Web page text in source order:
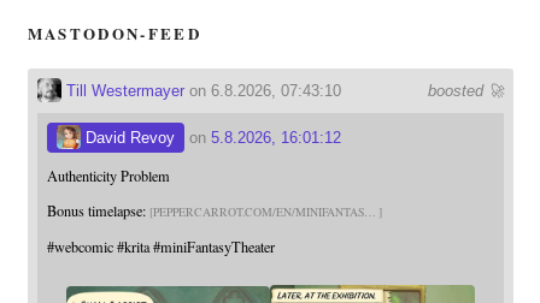
MASTODON-FEED
boosted 🚀
Till Westermayeron 6.8.2026, 07:43:10
David Revoy on 5.8.2026, 16:01:12
Authenticity Problem
Bonus timelapse: PEPPERCARROT.COM/EN/MINIFANTAS
#webcomic #krita #miniFantasyTheater